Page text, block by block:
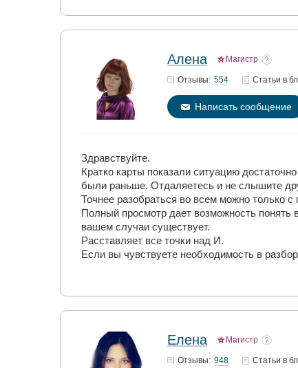
Алена Магистр
Отзывы: 554 Статьи в
Написать сообщение
Здравствуйте.
Кратко карты показали ситуацию
были раньше. Отдаляетесь и не слышите
Точнее разобраться во всем можно только
Полный просмотр дает возможность понять
вашем случаи существует.
Расставляет все точки над И.
Если вы чувствуете необходимость в
Елена Магистр
Отзывы: 948 Статьи в